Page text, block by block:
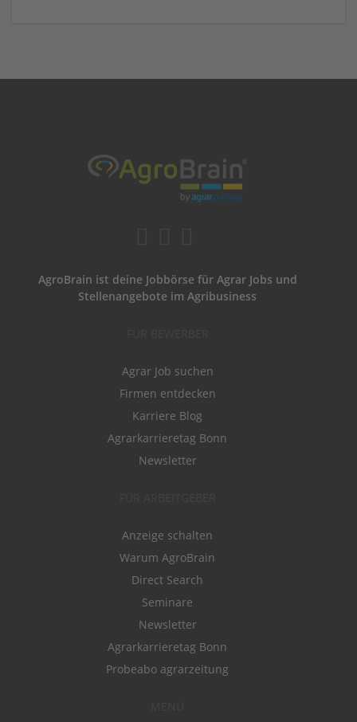
AgroBrain ist deine Jobbörse für Agrar Jobs und
Stellenangebote im Agribusiness
Agrar Job suchen
Firmen entdecken
Karriere Blog
Agrarkarrieretag Bonn
Newsletter
Anzeige schalten
Warum AgroBrain
Direct Search
Seminare
Newsletter
Agrarkarrieretag Bonn
Probeabo agrarzeitung